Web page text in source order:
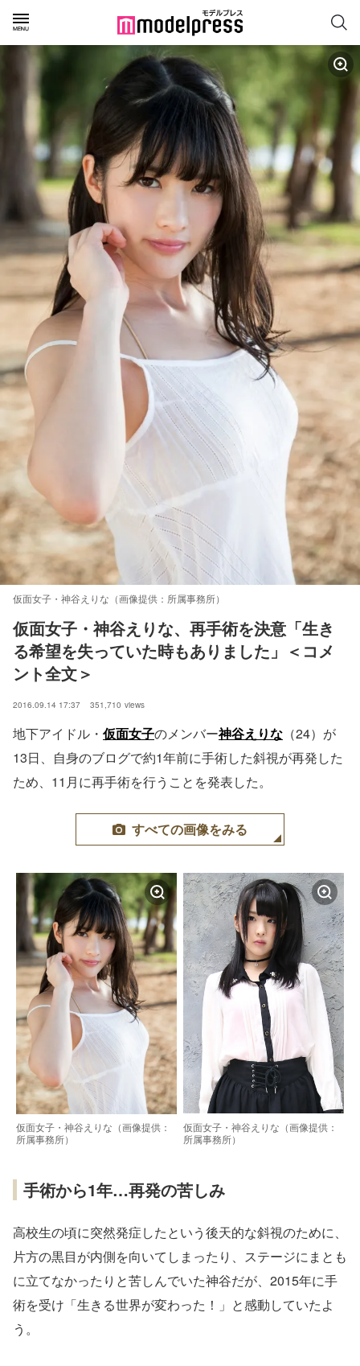
仮面女子・神谷えりな（画像提供：所属事務所）
仮面女子・神谷えりな、再手術を決意「生き
る希望を失っていた時もありました」＜コメ
ント全文＞
2016.09.14 17:37 351,710 views
地下アイドル・ 仮面女子のメンバー神谷えりな （24）が
13日、自身のブログで約1年前に手術した斜視が再発した
ため、11月に再手術を行うことを発表した。
すべての画像をみる
仮面女子・神谷えりな（画像提供：
所属事務所）
仮面女子・神谷えりな（画像提供：
所属事務所）
手術から1年…再発の苦しみ
高校生の頃に突然発症したという後天的な斜視のために、
片方の黒目が内側を向いてしまったり、ステージにまとも
に立てなかったりと苦しんでいた神谷だが、2015年に手
術を受け「生きる世界が変わった！」と感動していたよ
う。